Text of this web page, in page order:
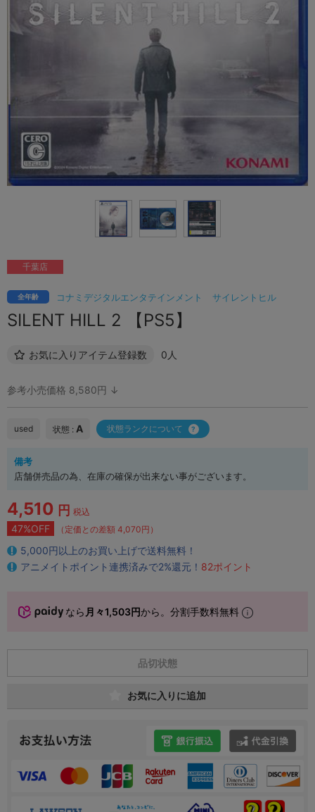
コナミデジタルエンタテインメント サイレントヒル
全年齢
SILENT HILL 2 【PS5】
お気に入りアイテム登録数 0人
千葉店
参考小売価格 8,580円 ↓
used 状態 : A 状態ランクについて
備考
店舗併売品の為、在庫の確保が出来ない事がございます。
4,510 円 税込
47%OFF （定価との差額 4,070円）
5,000円以上のお買い上げで送料無料！
アニメイトポイント連携済みで2%還元！ 82ポイント
なら 月々1,503円から。分割手数料無料
品切状態
お気に入りに追加